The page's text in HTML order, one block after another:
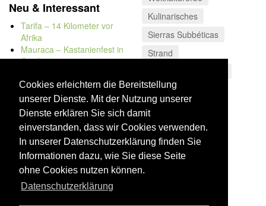
Cookies erleichtern die Bereitstellung
unserer Dienste. Mit der Nutzung unserer
Dienste erklären Sie sich damit
einverstanden, dass wir Cookies verwenden.
In unserer Datenschutzerklärung finden Sie
Informationen dazu, wie Sie diese Seite
ohne Cookies nutzen können.
Datenschutzerklärung
Neu & Interessant
Tarifa – 14 Kilometer vor
Afrika
Mauraca – Kastanienfest in
Capileira
Bolonia
Kap Trafalgar
Düne von Bolonia
Kulinarisches
Sierras Subbéticas
Strand